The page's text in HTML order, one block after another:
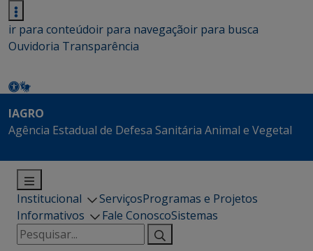
ir para conteúdoir para navegaçãoir para busca
Ouvidoria Transparência
IAGRO
Agência Estadual de Defesa Sanitária Animal e Vegetal
Institucional ServiçosProgramas e Projetos
Informativos
Fale ConoscoSistemas
Pesquisar